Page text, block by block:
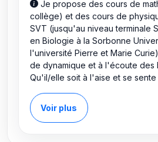
Je propose des cours de
collège) et des cours de
SVT (jusqu'au niveau terminale S). Je suis
en Biologie à la Sorbonne
l'université Pierre et Marie
de dynamique et à l'écoute des
Qu'il/elle soit à l'aise et se sente
particulier. Je suis très
pas à utiliser d'autres supports
Voir plus